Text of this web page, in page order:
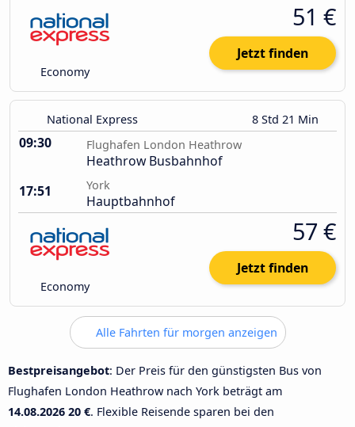
Economy
51 €
Jetzt finden
National Express 8 Std 21 Min
09:30 Flughafen London Heathrow
Heathrow Busbahnhof
17:51
York
Hauptbahnhof
Economy
57 €
Jetzt finden
Alle Fahrten für morgen anzeigen
Bestpreisangebot: Der Preis für den günstigsten Bus von
Flughafen London Heathrow nach York beträgt am
14.08.2026 20 €. Flexible Reisende sparen bei den